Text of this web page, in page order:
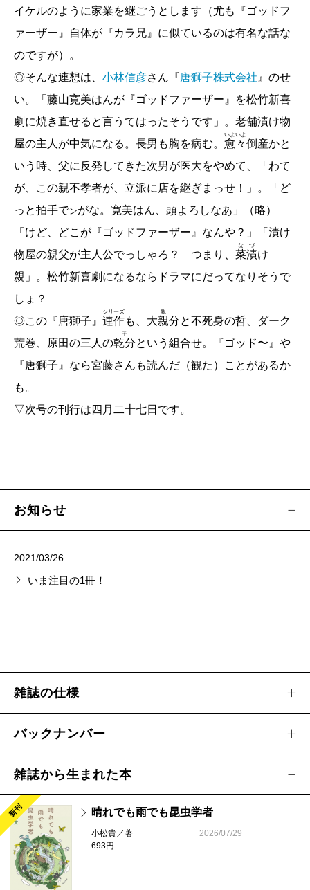
フランツ・カフカ、高橋義孝 訳『変身 』
アルトゥール・ショーペンハウアー、橋本文夫
訳『幸福について―人生論―
【今月の新潮文庫】
重里徹也／
老若男女の織り成す壮大な人間模様
宮本輝「流転の海」全九冊について
【コラム】
青木節子『中国が宇宙を支配する日―宇宙安保の
現代史―』（新潮新書）
青木節子／ 21世紀のスプートニク・ショック
とんぼの本編集室だより
三枝昂之・小澤 實／掌のうた
【連載】
ジェーン・スー／マイ・フェア・ダディ！ 介護
南沢奈央 イラスト・黒田硫黄／今日も寄席に行
きたくなって 第16回
内田 樹／カミュ論 第6回
二宮敦人／ぼくらは人間修行中 第5回
小松 貴／にっぽん怪虫記 第16回
イケルのように家業を継ごうとします（尤も『ゴッドフ
ァーザー』自体が『カラ兄』に似ているのは有名な話な
のですが）。
◎そんな連想は、 小林信彦さん『唐獅子株式会社 』のせ
い。「藤山寛美はんが『ゴッドファーザー』を松竹新喜
劇に焼き直せると言うてはったそうです」。老舗漬け物
屋の主人が中気になる。長男も胸を病む。 愈
いよ
々
いよ
倒産かと
いう時、父に反発してきた次男が医大をやめて、「わて
が、この親不孝者が、立派に店を継ぎまっせ！」。「ど
っと拍手でンがな。寛美はん、頭よろしなあ」（略）
「けど、どこが『ゴッドファーザー』なんや？」「漬け
物屋の親父が主人公でっしゃろ？ つまり、 菜
な
漬
づ
け
親」。松竹新喜劇になるならドラマにだってなりそうで
しょ？
◎この『唐獅子』 連作
シリーズ
も、 大親分
親
と不死身の哲、ダーク
荒巻、原田の三人の乾分
子
という組合せ。『ゴッド〜』や
『唐獅子』なら宮藤さんも読んだ（観た）ことがあるか
も。
▽次号の刊行は四月二十七日です。
お知らせ
2021/03/26
いま注目の1冊！
雑誌の仕様
バックナンバー
雑誌から生まれた本
新刊 晴れでも雨でも昆虫学者
小松貴／著
693円
2026/07/29